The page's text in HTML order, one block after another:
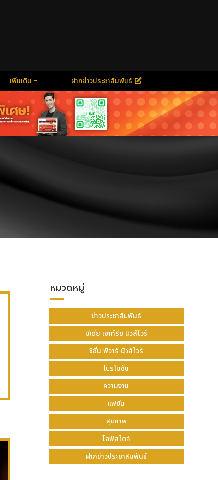
เพิ่มเติม ฝากข่าวประชาสัมพันธ์
หมวดหมู่
ข่าวประชาสัมพันธ์
มีเดีย เอาท์รีช นิวส์ไวร์
ซิชั่น พีอาร์ นิวส์ไวร์
โปรโมชั่น
ความงาม
แฟชั่น
สุขภาพ
ไลฟ์สไตล์
ฝากข่าวประชาสัมพันธ์